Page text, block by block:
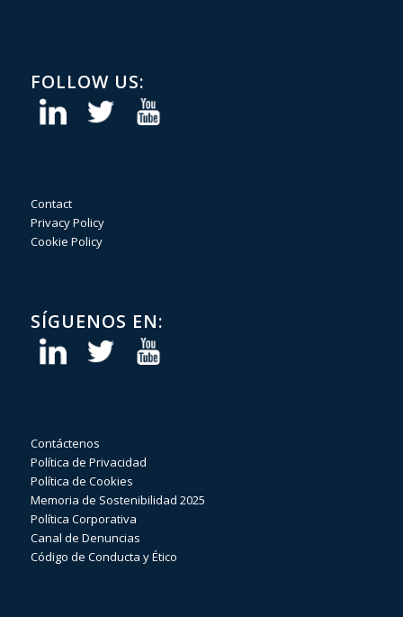
FOLLOW US:
Contact
Privacy Policy
Cookie Policy
SÍGUENOS EN:
Contáctenos
Política de Privacidad
Política de Cookies
Memoria de Sostenibilidad 2025
Política Corporativa
Canal de Denuncias
Código de Conducta y Ético